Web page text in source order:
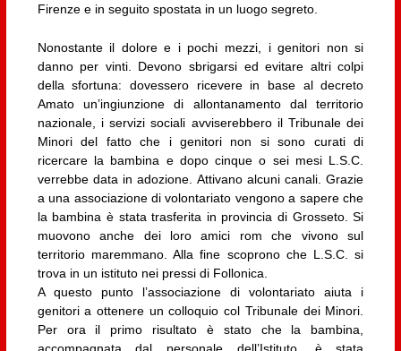
Firenze e in seguito spostata in un luogo segreto.
Nonostante il dolore e i pochi mezzi, i genitori non si
danno per vinti. Devono sbrigarsi ed evitare altri colpi
della sfortuna: dovessero ricevere in base al decreto
Amato un’ingiunzione di allontanamento dal territorio
nazionale, i servizi sociali avviserebbero il Tribunale dei
Minori del fatto che i genitori non si sono curati di
ricercare la bambina e dopo cinque o sei mesi L.S.C.
verrebbe data in adozione. Attivano alcuni canali. Grazie
a una associazione di volontariato vengono a sapere che
la bambina è stata trasferita in provincia di Grosseto. Si
muovono anche dei loro amici rom che vivono sul
territorio maremmano. Alla fine scoprono che L.S.C. si
trova in un istituto nei pressi di Follonica.
A questo punto l’associazione di volontariato aiuta i
genitori a ottenere un colloquio col Tribunale dei Minori.
Per ora il primo risultato è stato che la bambina,